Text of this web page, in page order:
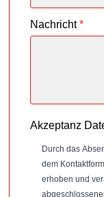
Nachricht *
Akzeptanz
Durch das
dem
erhoben und
abgeschlossener